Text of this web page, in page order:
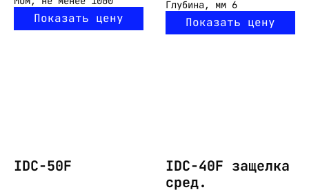
Показать цену
Глубина, мм 6
Показать цену
IDC-50F
IDC-40F защелка
сред.